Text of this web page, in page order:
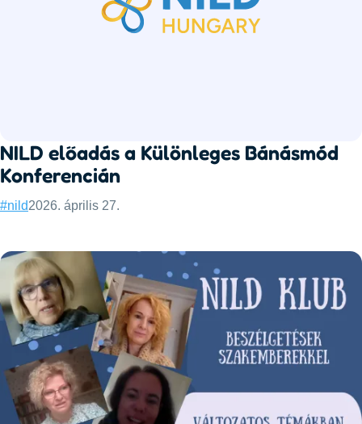
NILD előadás a Különleges Bánásmód
Konferencián
Categories:
#nildPublished:
2026. április 27.